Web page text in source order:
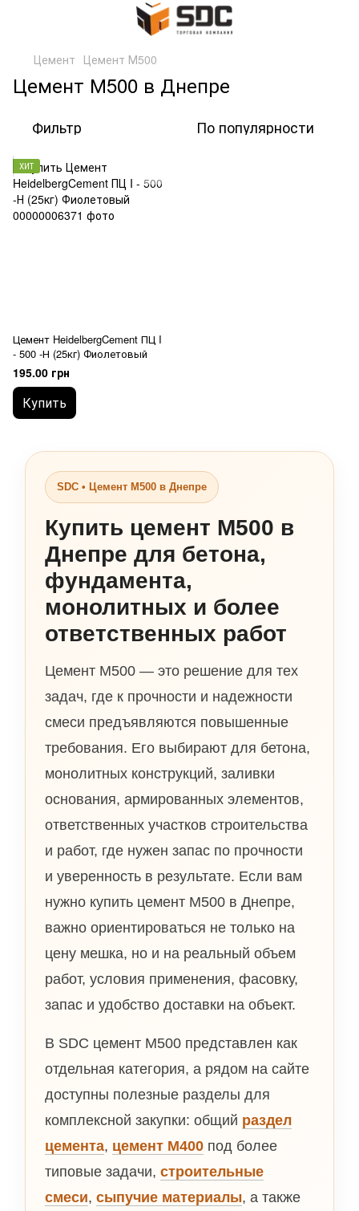
Цемент Цемент М500
Цемент М500 в Днепре
Фильтр По популярности
ХИТ
Цемент HeidelbergCement ПЦ I
- 500 -Н (25кг) Фиолетовый
195.00 грн
Купить
SDC • Цемент М500 в Днепре
Купить цемент М500 в
Днепре для бетона,
фундамента,
монолитных и более
ответственных работ
Цемент М500 — это решение для тех
задач, где к прочности и надежности
смеси предъявляются повышенные
требования. Его выбирают для бетона,
монолитных конструкций, заливки
основания, армированных элементов,
ответственных участков строительства
и работ, где нужен запас по прочности
и уверенность в результате. Если вам
нужно купить цемент М500 в Днепре,
важно ориентироваться не только на
цену мешка, но и на реальный объем
работ, условия применения, фасовку,
запас и удобство доставки на объект.
В SDC цемент М500 представлен как
отдельная категория, а рядом на сайте
доступны полезные разделы для
комплексной закупки: общий раздел
цемента, цемент М400 под более
типовые задачи, строительные
смеси, сыпучие материалы, а также